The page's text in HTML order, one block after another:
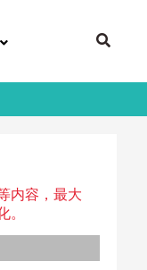
内容，最大
。